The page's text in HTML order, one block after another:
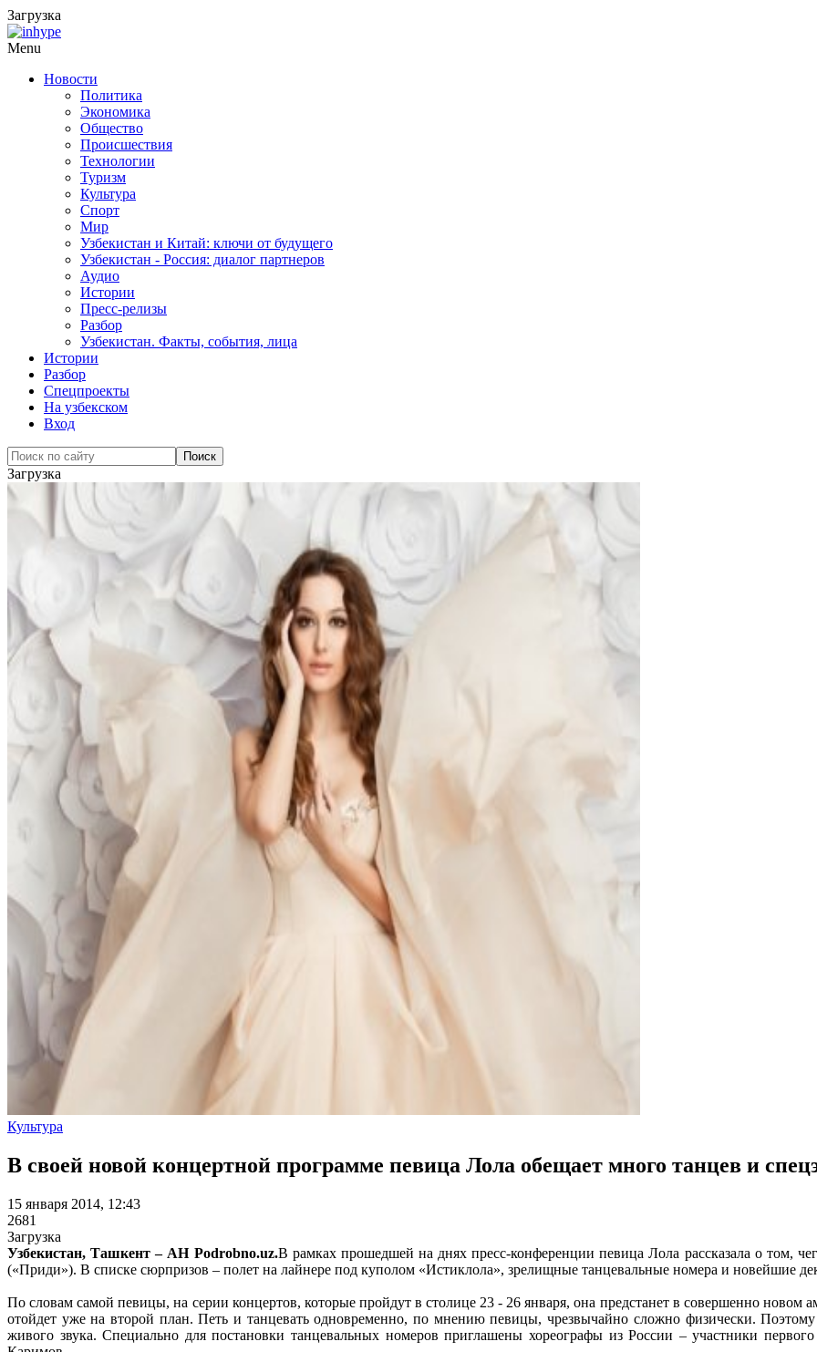
Загрузка
Menu
Новости
Политика
Экономика
Общество
Происшествия
Технологии
Туризм
Культура
Спорт
Мир
Узбекистан и Китай: ключи от будущего
Узбекистан - Россия: диалог партнеров
Аудио
Истории
Пресс-релизы
Разбор
Узбекистан. Факты, события, лица
Истории
Разбор
Спецпроекты
На узбекском
Вход
Загрузка
Культура
В своей новой концертной программе певица Лола обещает много танцев и
15 января 2014, 12:43
2681
Загрузка
Узбекистан, Ташкент – АН Podrobno.uz.В рамках прошедшей на днях пресс-конференции певица Лола рассказала о том,
(«Приди»). В списке сюрпризов – полет на лайнере под куполом «Истиклола», зрелищные танцевальные номера и новейшие
По словам самой певицы, на серии концертов, которые пройдут в столице 23 - 26 января, она предстанет в совершенно новом
отойдет уже на второй план. Петь и танцевать одновременно, по мнению певицы, чрезвычайно сложно физически.
живого звука. Специально для постановки танцевальных номеров приглашены хореографы из России – участники